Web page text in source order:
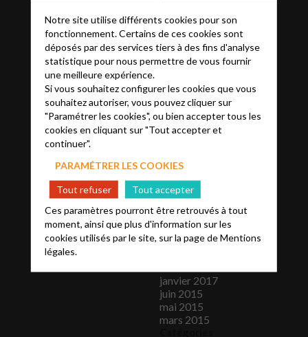
janvier 2022
décembre 2021
avril 2020
juin 2019
septembre 2018
août 2018
juillet 2018
juin 2018
mars 2018
janvier 2018
novembre 2017
septembre 2017
juillet 2017
juin 2017
mai 2017
janvier 2017
juin 2015
mai 2015
mars 2015
Notre site utilise différents cookies pour son
fonctionnement. Certains de ces cookies sont
déposés par des services tiers à des fins d'analyse
statistique pour nous permettre de vous fournir
une meilleure expérience.
Si vous souhaitez configurer les cookies que vous
souhaitez autoriser, vous pouvez cliquer sur
"Paramétrer les cookies", ou bien accepter tous les
cookies en cliquant sur "Tout accepter et
continuer".
PARAMÉTRER LES COOKIES
Tout refuser
Tout accepter
Ces paramètres pourront être retrouvés à tout
moment, ainsi que plus d'information sur les
cookies utilisés par le site, sur la page deMentions
légales.